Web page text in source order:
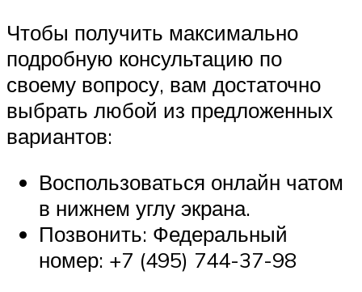
Чтобы получить максимально
подробную консультацию по
своему вопросу, вам достаточно
выбрать любой из предложенных
вариантов:
Воспользоваться онлайн чатом
в нижнем углу экрана.
Позвонить: Федеральный
номер: +7 (495) 744-37-98